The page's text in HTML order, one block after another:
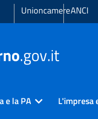
UnioncamereANCI
e la PA L'impresa